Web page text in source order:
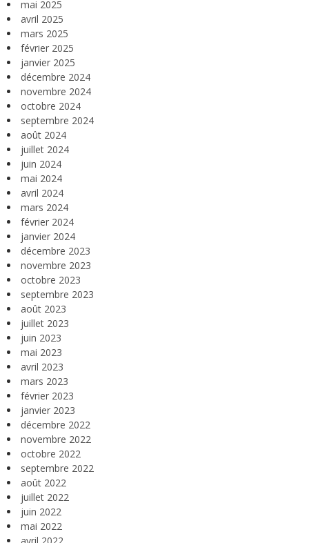
mai 2025
avril 2025
mars 2025
février 2025
janvier 2025
décembre 2024
novembre 2024
octobre 2024
septembre 2024
août 2024
juillet 2024
juin 2024
mai 2024
avril 2024
mars 2024
février 2024
janvier 2024
décembre 2023
novembre 2023
octobre 2023
septembre 2023
août 2023
juillet 2023
juin 2023
mai 2023
avril 2023
mars 2023
février 2023
janvier 2023
décembre 2022
novembre 2022
octobre 2022
septembre 2022
août 2022
juillet 2022
juin 2022
mai 2022